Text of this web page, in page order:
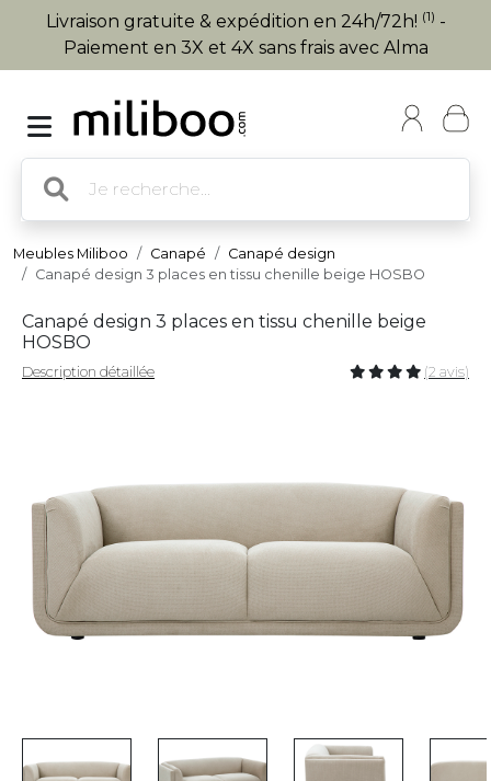
Livraison gratuite & expédition en 24h/72h! (1) -
Paiement en 3X et 4X sans frais avec Alma
Meubles Miliboo Canapé
Canapé design
Canapé design 3 places en tissu chenille beige HOSBO
Canapé design 3 places en tissu chenille beige
HOSBO
Description détaillée (2 avis)